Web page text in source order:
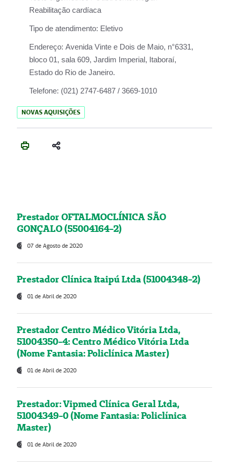
Reabilitação cardíaca
Tipo de atendimento: Eletivo
Endereço: Avenida Vinte e Dois de Maio, n°6331,
bloco 01, sala 609, Jardim Imperial, Itaboraí,
Estado do Rio de Janeiro.
Telefone: (021) 2747-6487 / 3669-1010
NOVAS AQUISIÇÕES
Prestador OFTALMOCLÍNICA SÃO
GONÇALO (55004164-2)
07 de Agosto de 2020
Prestador Clínica Itaipú Ltda (51004348-2)
01 de Abril de 2020
Prestador Centro Médico Vitória Ltda,
51004350-4: Centro Médico Vitória Ltda
(Nome Fantasia: Policlínica Master)
01 de Abril de 2020
Prestador: Vipmed Clínica Geral Ltda,
51004349-0 (Nome Fantasia: Policlínica
Master)
01 de Abril de 2020